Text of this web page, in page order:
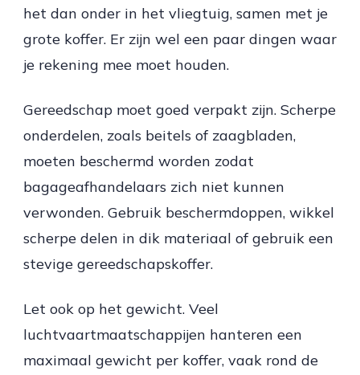
het dan onder in het vliegtuig, samen met je
grote koffer. Er zijn wel een paar dingen waar
je rekening mee moet houden.
Gereedschap moet goed verpakt zijn. Scherpe
onderdelen, zoals beitels of zaagbladen,
moeten beschermd worden zodat
bagageafhandelaars zich niet kunnen
verwonden. Gebruik beschermdoppen, wikkel
scherpe delen in dik materiaal of gebruik een
stevige gereedschapskoffer.
Let ook op het gewicht. Veel
luchtvaartmaatschappijen hanteren een
maximaal gewicht per koffer, vaak rond de